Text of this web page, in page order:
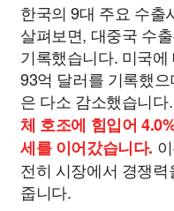
한국의 9대 주요 수출
살펴보면, 대중국 수
기록했습니다. 미국
93억 달러를 기록했
은 다소 감소했습니다.
체 호조에 힘입어
세를 이어갔습니다.
전히 시장에서 경쟁
줍니다.